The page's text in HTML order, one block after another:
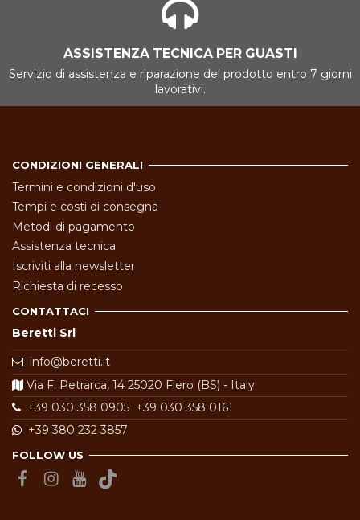
ASSISTENZA TECNICA PER GUASTI
Servizio di assistenza e riparazione del prodotto entro 7 giorni
lavorativi.
CONDIZIONI GENERALI
Termini e condizioni d'uso
Tempi e costi di consegna
Metodi di pagamento
Assistenza tecnica
Iscriviti alla newsletter
Richiesta di recesso
CONTATTACI
Beretti Srl
info@beretti.it
Via F. Petrarca, 14 25020 Flero (BS) - Italy
+39 030 358 0905 +39 030 358 0161
+39 380 232 3857
FOLLOW US